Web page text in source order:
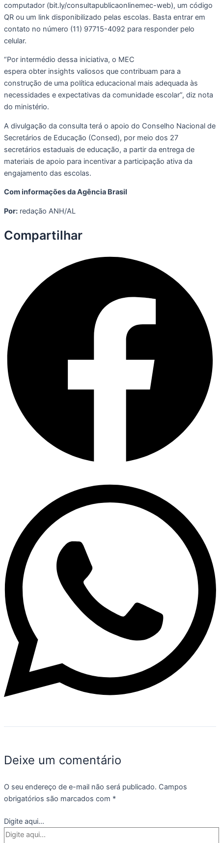
computador (bit.ly/consultapublicaonlinemec-web), um código
QR ou um link disponibilizado pelas escolas. Basta entrar em
contato no número (11) 97715-4092 para responder pelo
celular.
“Por intermédio dessa iniciativa, o MEC
espera obter insights valiosos que contribuam para a
construção de uma política educacional mais adequada às
necessidades e expectativas da comunidade escolar”, diz nota
do ministério.
A divulgação da consulta terá o apoio do Conselho Nacional de
Secretários de Educação (Consed), por meio dos 27
secretários estaduais de educação, a partir da entrega de
materiais de apoio para incentivar a participação ativa da
engajamento das escolas.
Com informações da Agência Brasil
Por: redação ANH/AL
Compartilhar
Deixe um comentário
O seu endereço de e-mail não será publicado. Campos
obrigatórios são marcados com *
Digite aqui...